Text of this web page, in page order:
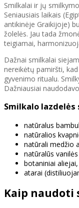
Smilkalai ir jų
Seniausiais laikais
antikinėje Graikijoje)
žolelės. Jau tada
teigiamai,
Dažnai smilkalai
nereikėtų pamiršti,
gyvenimo ritualu.
Dažniausiai
Smilkalo lazdelės
natūralus
natūralios
natūrali medžio
natūralūs
botaniniai
atarai
Kaip naudoti